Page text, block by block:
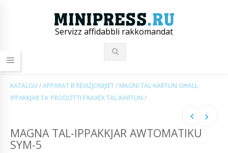
Servizz affidabbli rakkomandat
KATALGU /APPARAT B'REVIŻJONIJIET/ MAGNI TAL-KARTUN GĦALL-
IPPAKKJAR TA ’PRODOTTI F’KAXEX TAL-KARTUN /
MAGNA TAL-IPPAKKJAR AWTOMATIKU
SYM-5